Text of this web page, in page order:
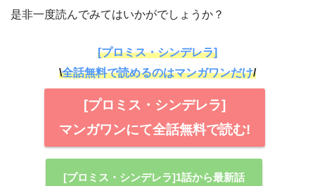
是非一度読んでみてはいかがでしょうか？
[プロミス・シンデレラ]
\全話無料で読めるのはマンガワンだけ/
[プロミス・シンデレラ]
マンガワンにて全話無料で読む!
[プロミス・シンデレラ]1話から最新話